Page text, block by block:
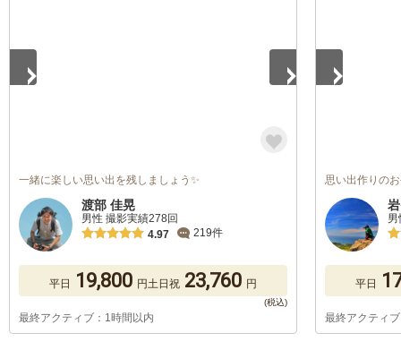
一緒に楽しい思い出を残しましょう✨
渡部 佳晃
男性 撮影実績278回
4.97
219件
平日 19,800 円土日祝 23,760 円
最終アクティブ：1時間以内
思い出作りの
平日
最終アクティ